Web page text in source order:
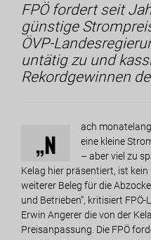
FPÖ fordert seit
günstige
ÖVP-
untätig zu und
Rekordgewinnen
„N
ach
eine kleine
– aber viel zu
Kelag hier präsentiert, ist
weiterer Beleg für die
und Betrieben“, kritisiert
Erwin Angerer die von der
Preisanpassung. Die FPÖ